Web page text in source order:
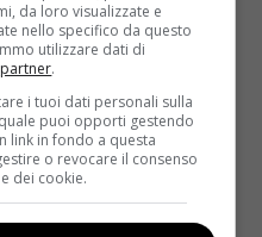
in molti sono pronti a
della ricerca accelererà
farmaco dovrebbe
italiane già dal
buona notizia
dovrebbe essere
risulterebbe
per tutti i cittadini(al
da loro visualizzate e
nello specifico da questo
utilizzare dati di
.
i tuoi dati personali sulla
puoi opporti gestendo
link in fondo a questa
o revocare il consenso
dei cookie.